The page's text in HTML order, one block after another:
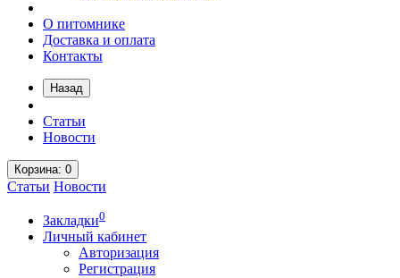
О питомнике
Доставка и оплата
Контакты
Назад
Статьи
Новости
Корзина: 0
Статьи Новости
Закладки0
Личный кабинет
Авторизация
Регистрация